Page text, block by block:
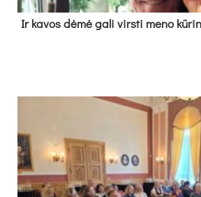
Ir ka­vos dė­mė ga­li virs­ti me­no